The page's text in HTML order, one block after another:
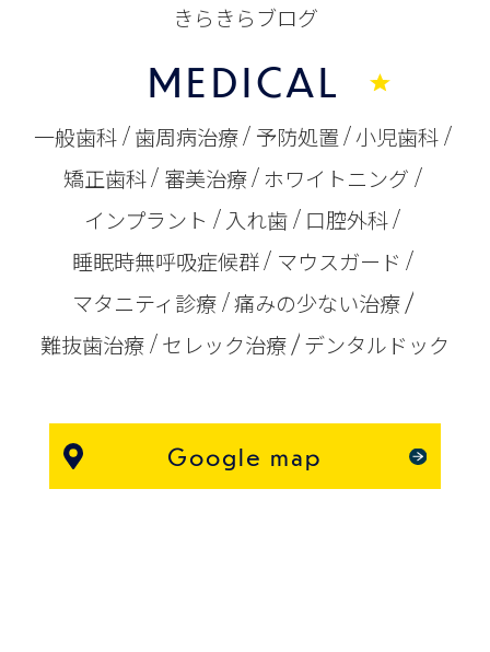
きらきらブログ
MEDICAL
一般歯科 歯周病治療 予防処置 小児歯科
矯正歯科
審美治療
ホワイトニング
インプラント
入れ歯
口腔外科
睡眠時無呼吸症候群
マウスガード
マタニティ診療 痛みの少ない治療
難抜歯治療
セレック治療 デンタルドック
Google map